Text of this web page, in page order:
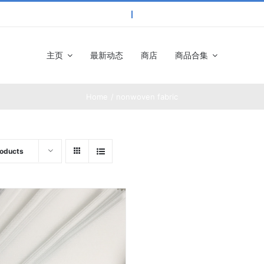
主页 最新动态 商店 商品合集